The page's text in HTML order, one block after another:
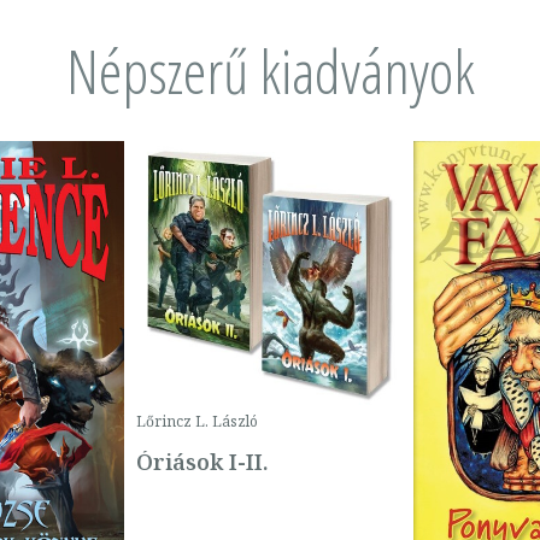
Népszerű kiadványok
Lőrincz L. László
Óriások I-II.